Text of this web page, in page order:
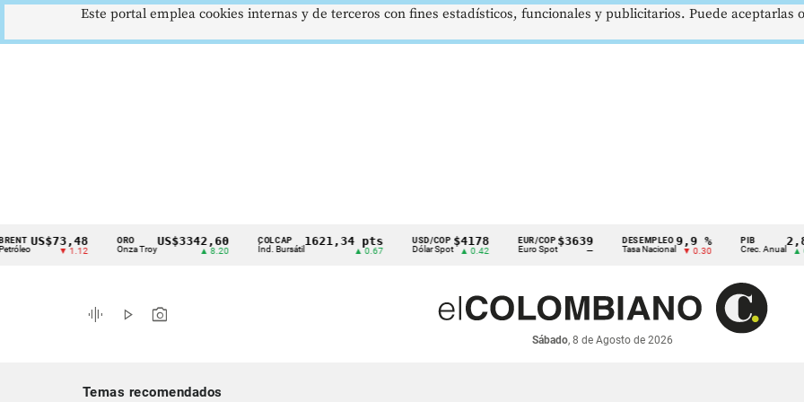
Cintillo
indicadores
económicos
▼ 1.12
ORO
Onza Troy
US$3342,60 COLCAP
Índ. Bursátil
1621,34 pts USD/COP
Dólar Spot
$4178
▲ 0.42
EUR/COP
Euro Spot
$3639
—
DESEMPLEO
Tasa Nacional
9,9 %
▼ 0.30
PIB
Crec. Anual
2,8 %
▲ 0.10
graphic_eq play_arrow photo_camera
Sábado, 8 de Agosto de 2026
Temas recomendados
Este portal emplea cookies internas y de terceros con fines estadísticos, funcionales y publicitarios. Puede aceptarlas